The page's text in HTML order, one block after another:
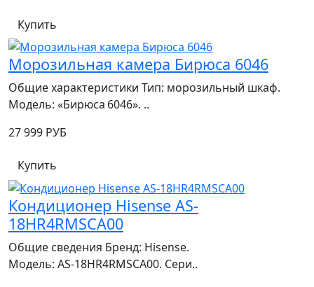
Купить
Морозильная камера Бирюса 6046
Общие характеристики Тип: морозильный шкаф.
Модель: «Бирюса 6046». ..
27 999 РУБ
Купить
Кондиционер Hisense AS-
18HR4RMSCA00
Общие сведения Бренд: Hisense.
Модель: AS‑18HR4RMSCA00. Сери..